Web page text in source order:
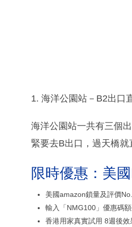
1. 海洋公園站－B2出口
海洋公園站一共有三個
緊要去B出口，過天橋
限時優惠：美
美國amazon鎖量及評價
輸入「NMG100」優惠碼
香港用家真實試用 8週後效